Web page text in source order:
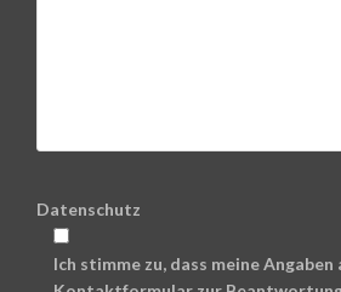
Datenschutz
Ich stimme zu, dass meine Angaben